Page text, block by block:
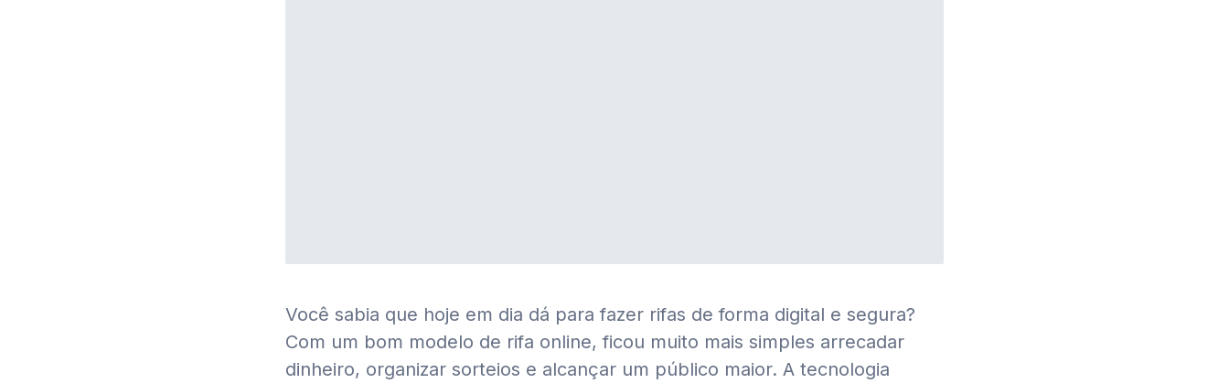
Você sabia que hoje em dia dá para fazer rifas de forma digital e segura?
Com um bom modelo de rifa online, ficou muito mais simples arrecadar
dinheiro, organizar sorteios e alcançar um público maior. A tecnologia